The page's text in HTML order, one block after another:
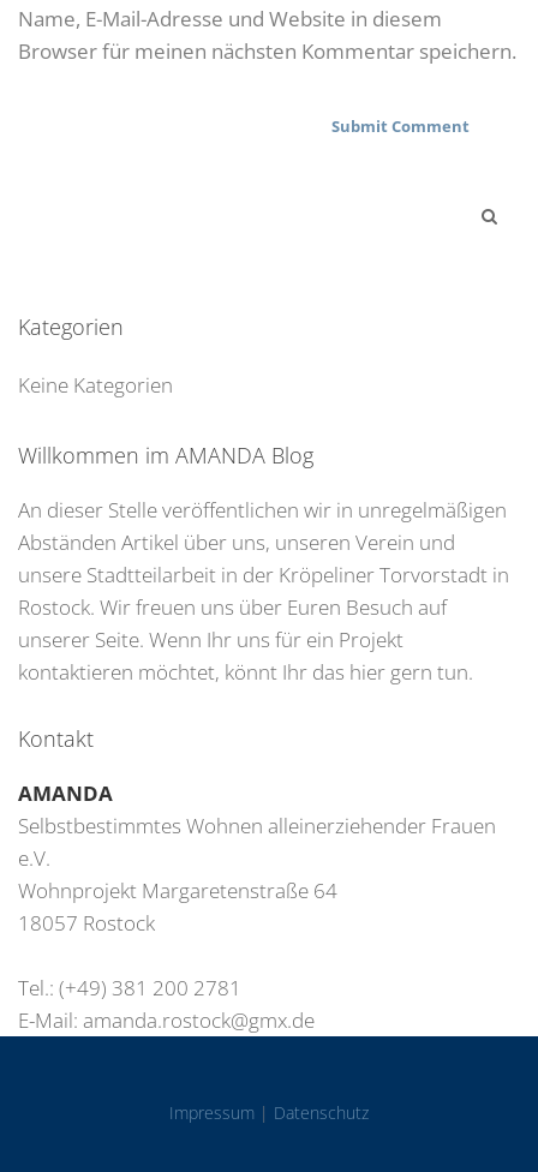
Name, E-Mail-Adresse und Website in diesem
Browser für meinen nächsten Kommentar speichern.
Kategorien
Keine Kategorien
Willkommen im AMANDA Blog
An dieser Stelle veröffentlichen wir in unregelmäßigen
Abständen Artikel über uns, unseren Verein und
unsere Stadtteilarbeit in der Kröpeliner Torvorstadt in
Rostock. Wir freuen uns über Euren Besuch auf
unserer Seite. Wenn Ihr uns für ein Projekt
kontaktieren möchtet, könnt Ihr das hier gern tun.
Kontakt
AMANDA
Selbstbestimmtes Wohnen alleinerziehender Frauen
e.V.
Wohnprojekt Margaretenstraße 64
18057 Rostock
Tel.: (+49) 381 200 2781
E-Mail: amanda.rostock@gmx.de
Impressum | Datenschutz